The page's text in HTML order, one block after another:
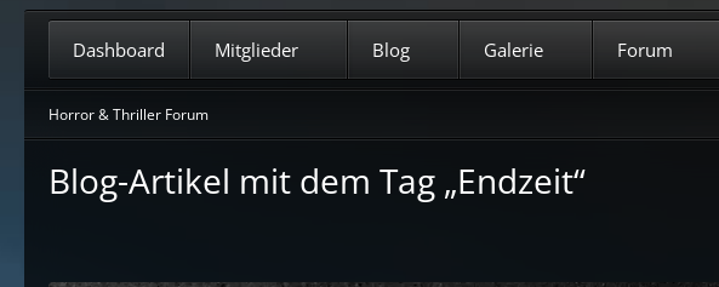
Dashboard Mitglieder Blog Galerie Forum
Horror & Thriller Forum
Blog-Artikel mit dem Tag „Endzeit“